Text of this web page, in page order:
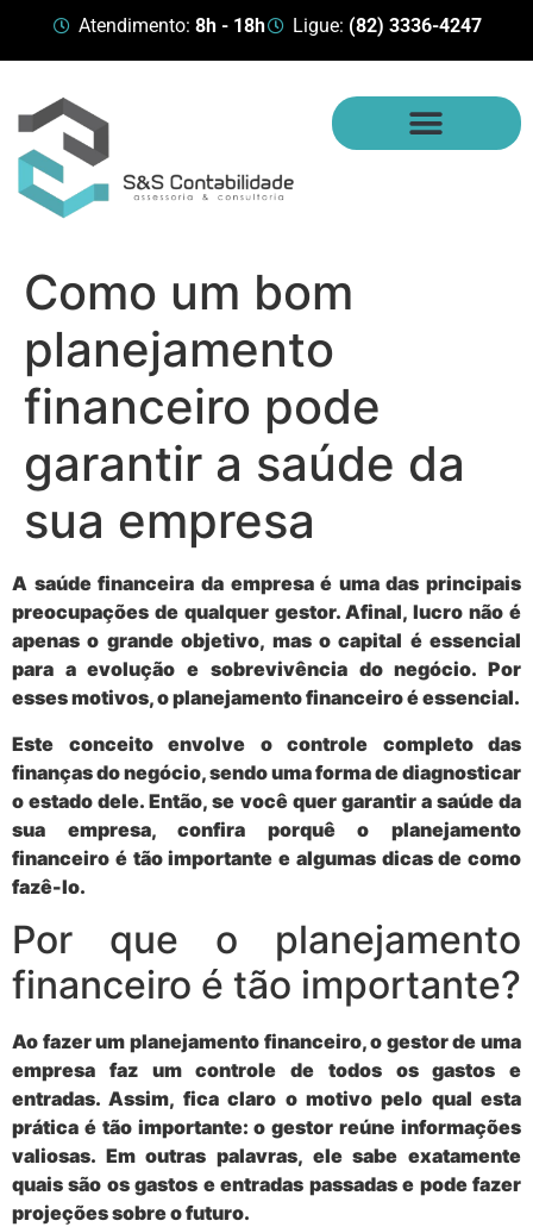
Atendimento: 8h - 18h Ligue: (82) 3336-4247
Como um bom
planejamento
financeiro pode
garantir a saúde da
sua empresa
A saúde financeira da empresa é uma das principais
preocupações de qualquer gestor. Afinal, lucro não é
apenas o grande objetivo, mas o capital é essencial
para a evolução e sobrevivência do negócio. Por
esses motivos, oplanejamento financeiroé essencial.
Este conceito envolve o controle completo das
finanças do negócio, sendo uma forma de diagnosticar
o estado dele. Então, se você quer garantir a saúde da
sua empresa, confira porquê o planejamento
financeiro é tão importante e algumas dicas de como
fazê-lo.
Por que o planejamento
financeiro é tão importante?
Ao fazer um planejamento financeiro, o gestor de uma
empresa faz um controle de todos os gastos e
entradas. Assim, fica claro o motivo pelo qual esta
prática é tão importante:o gestor reúne informações
valiosas. Em outras palavras, ele sabe exatamente
quais são os gastos e entradas passadas e pode fazer
projeções sobre o futuro.